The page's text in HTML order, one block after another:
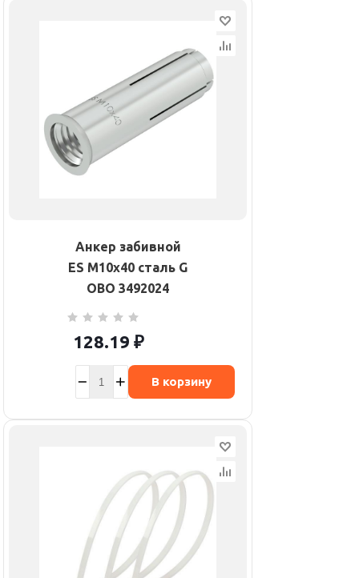
Анкер забивной
ES M10х40 сталь G
OBO 3492024
128.19 ₽
В корзину